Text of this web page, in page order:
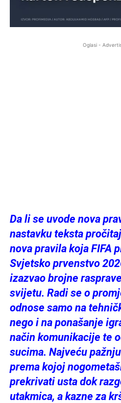
Oglasi -
Da li se uvode nova
nastavku teksta
nova pravila koja FIFA
Svjetsko prvenstvo
izazvao brojne
svijetu. Radi se o
odnose samo na
nego i na ponašanje
način komunikacije te
sucima. Najveću
prema kojoj
prekrivati usta dok
utakmica, a kazne za